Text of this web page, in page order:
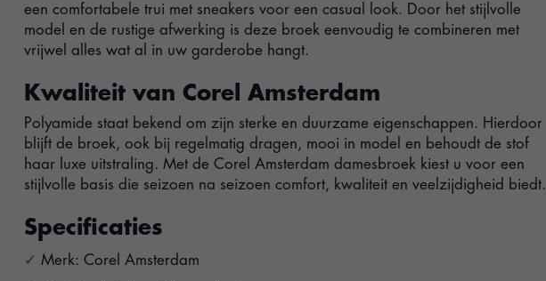
een comfortabele trui met sneakers voor een casual look. Door het stijlvolle
model en de rustige afwerking is deze broek eenvoudig te combineren met
vrijwel alles wat al in uw garderobe hangt.
Kwaliteit van Corel Amsterdam
Polyamide staat bekend om zijn sterke en duurzame eigenschappen. Hierdoor
blijft de broek, ook bij regelmatig dragen, mooi in model en behoudt de stof
haar luxe uitstraling. Met de Corel Amsterdam damesbroek kiest u voor een
stijlvolle basis die seizoen na seizoen comfort, kwaliteit en veelzijdigheid biedt.
Specificaties
Merk: Corel Amsterdam